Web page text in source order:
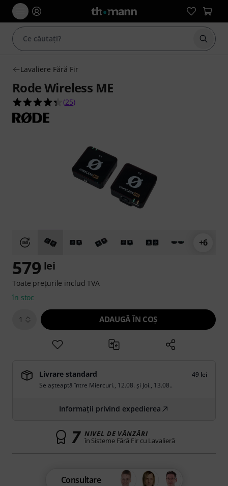
Lavaliere Fără Fir
Rode Wireless ME
4.4 din 5 stele din 25 evaluări ale clienților
(25)
+6
579 lei
Toate prețurile includ TVA
în stoc
1 ADAUGĂ ÎN COŞ
Livrare standard
49 lei
Se așteaptă între Miercuri., 12.08. și Joi., 13.08..
Informații privind expedierea
7 NIVEL DE VÂNZĂRI
în Sisteme Fără Fir cu Lavalieră
Consultare